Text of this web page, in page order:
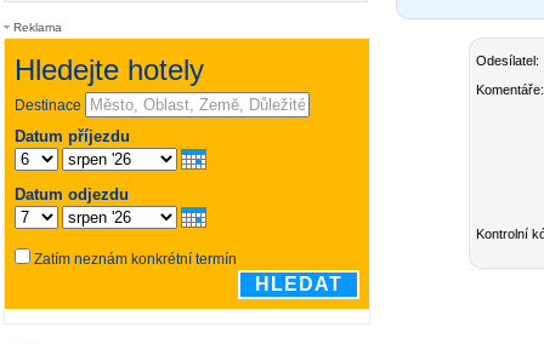
Reklama
Odesílatel:
Komentáře:
Kontrolní